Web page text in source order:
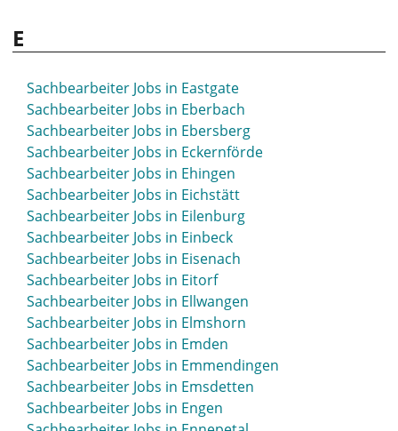
Sachbearbeiter Jobs in Bünde
Sachbearbeiter Jobs in Burgdorf
Sachbearbeiter Jobs in Burghausen
Sachbearbeiter Jobs in Burscheid
Sachbearbeiter Jobs in Büsum
Sachbearbeiter Jobs in Butzbach
Sachbearbeiter Jobs in Buxtehude
E
Sachbearbeiter Jobs in Eastgate
Sachbearbeiter Jobs in Eberbach
Sachbearbeiter Jobs in Ebersberg
Sachbearbeiter Jobs in Eckernförde
Sachbearbeiter Jobs in Ehingen
Sachbearbeiter Jobs in Eichstätt
Sachbearbeiter Jobs in Eilenburg
Sachbearbeiter Jobs in Einbeck
Sachbearbeiter Jobs in Eisenach
Sachbearbeiter Jobs in Eitorf
Sachbearbeiter Jobs in Ellwangen
Sachbearbeiter Jobs in Elmshorn
Sachbearbeiter Jobs in Emden
Sachbearbeiter Jobs in Emmendingen
Sachbearbeiter Jobs in Emsdetten
Sachbearbeiter Jobs in Engen